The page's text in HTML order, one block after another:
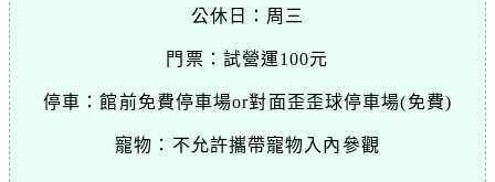
公休日：周三
門票：試營運100元
停車：館前免費停車場or對面歪歪球停車場(免費)
寵物：不允許攜帶寵物入內參觀